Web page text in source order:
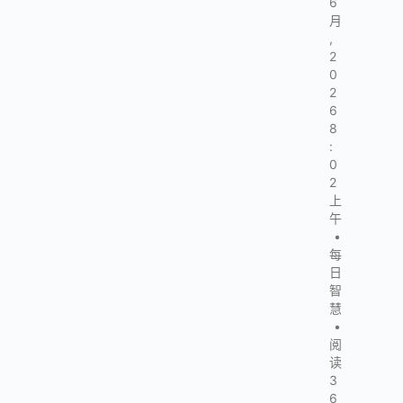
月
,
2
0
2
6
8
:
0
2
上
午
•
每
日
智
慧
•
阅
读
3
6